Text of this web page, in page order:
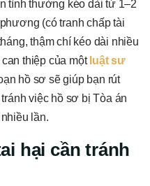
tình thường kéo dài từ 1–2
(có tranh chấp tài
thậm chí kéo dài nhiều
thiệp của một luật sư
hồ sơ sẽ giúp bạn rút
việc hồ sơ bị Tòa án
lần.
hại cần tránh